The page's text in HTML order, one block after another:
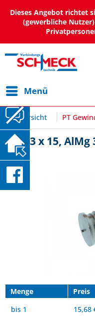
Dieses Angebot richtet
(gewerbliche
Menü
Übersicht PT
PT M3 x 15, AlMg
Menge
Preis
bis 1 15,68